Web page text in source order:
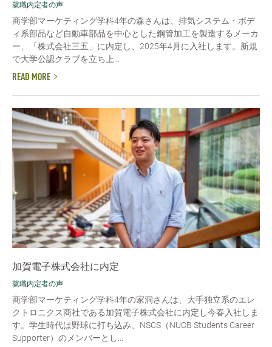
就職内定者の声
商学部マーケティング学科4年の森さんは、排気システム・ボデ
ィ系部品など自動車部品を中心とした鋼管加工を製造するメーカ
ー、「株式会社三五」に内定し、2025年4月に入社します。新規
で大学公認クラブを立ち上...
READ MORE
加賀電子株式会社に内定
就職内定者の声
商学部マーケティング学科4年の家洞さんは、大手独立系のエレ
クトロニクス商社である加賀電子株式会社に内定し今春入社しま
す。学生時代は野球に打ち込み、NSCS（NUCB Students Career
Supporter）のメンバーとし...